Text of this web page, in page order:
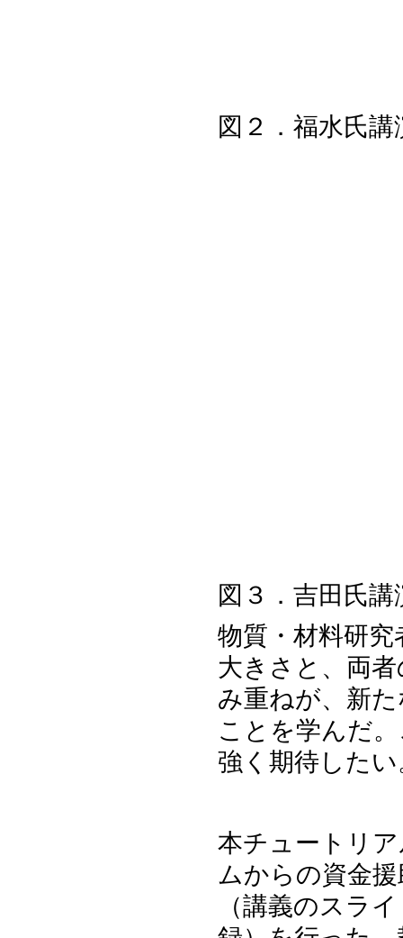
図２．福水氏
図３．吉田氏
物質・材料研
大きさと、両
み重ねが、新
ことを学んだ
強く期待したい
本チュートリ
ムからの資金
（講義のスラ